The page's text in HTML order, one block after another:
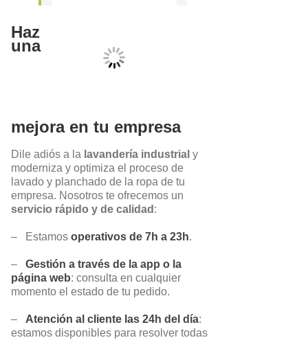
Haz
una
mejora en tu empresa
Dile adiós a la lavandería industrial y
moderniza y optimiza el proceso de
lavado y planchado de la ropa de tu
empresa. Nosotros te ofrecemos un
servicio rápido y de calidad :
– Estamos operativos de 7h a 23h.
–
Gestión a través de la app o la
página web: consulta en cualquier
momento el estado de tu pedido.
– Atención al cliente las 24h del día:
estamos disponibles para resolver todas